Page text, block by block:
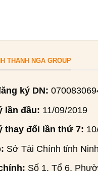
THANH NGA GROUP
ký DN:
lần đầu: 11/09/2019
thay đổi lần thứ 7:
Sở Tài Chính tỉnh
Số 1, Tổ 6,